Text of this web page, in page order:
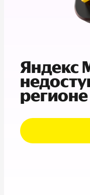
Яндекс
регионе